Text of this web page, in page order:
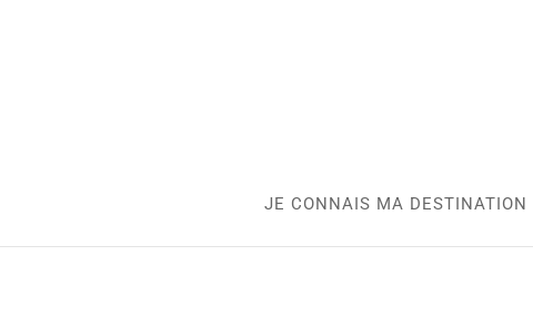
JE CONNAIS MA DESTINATION